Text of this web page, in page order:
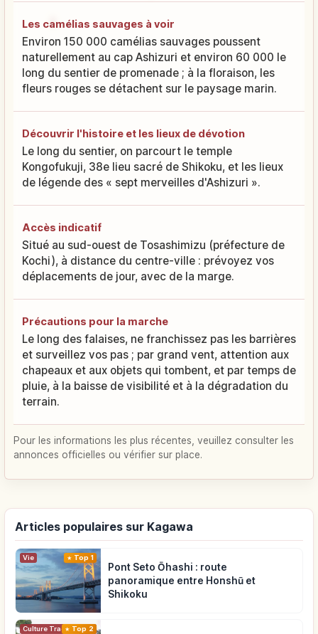
Les camélias sauvages à voir
Environ 150 000 camélias sauvages poussent
naturellement au cap Ashizuri et environ 60 000 le
long du sentier de promenade ; à la floraison, les
fleurs rouges se détachent sur le paysage marin.
Découvrir l'histoire et les lieux de dévotion
Le long du sentier, on parcourt le temple
Kongofukuji, 38e lieu sacré de Shikoku, et les lieux
de légende des « sept merveilles d'Ashizuri ».
Accès indicatif
Situé au sud-ouest de Tosashimizu (préfecture de
Kochi), à distance du centre-ville : prévoyez vos
déplacements de jour, avec de la marge.
Précautions pour la marche
Le long des falaises, ne franchissez pas les barrières
et surveillez vos pas ; par grand vent, attention aux
chapeaux et aux objets qui tombent, et par temps de
pluie, à la baisse de visibilité et à la dégradation du
terrain.
Pour les informations les plus récentes, veuillez consulter les
annonces officielles ou vérifier sur place.
Articles populaires sur Kagawa
Vie Top 1
Pont Seto Ōhashi : route
panoramique entre Honshū et
Shikoku
Culture Traditionnelle
Top 2